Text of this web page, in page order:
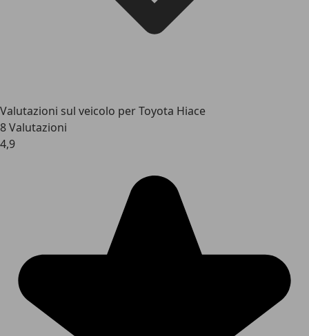
Valutazioni sul veicolo per Toyota Hiace
8 Valutazioni
4,9